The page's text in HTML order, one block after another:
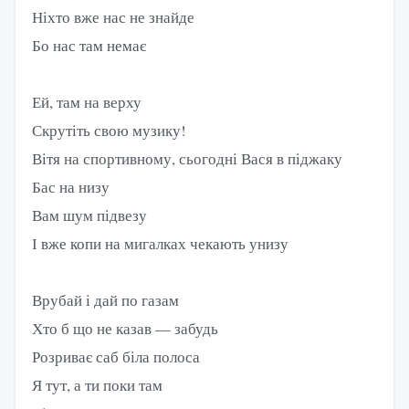
Ніхто вже нас не знайде
Бо нас там немає
Ей, там на верху
Скрутіть свою музику!
Вітя на спортивному, сьогодні Вася в піджаку
Бас на низу
Вам шум підвезу
І вже копи на мигалках чекають унизу
Врубай і дай по газам
Хто б що не казав — забудь
Розриває саб біла полоса
Я тут, а ти поки там